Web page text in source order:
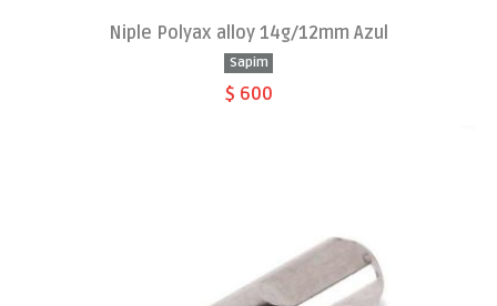
Niple Polyax alloy 14g/12mm Azul
Sapim
$ 600